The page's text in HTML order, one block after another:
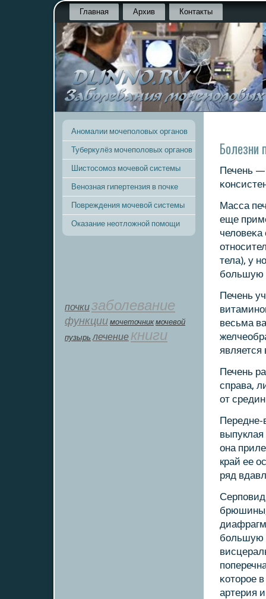
Главная Архив Контакты
Аномалии мочеполовых органов
Туберкулёз мочеполовых органов
Шистосомоз мочевой системы
Венозная гипертензия в почке
Повреждения мочевой системы
Оказание неотложной помощи
почкизаболевание
функции мοчеточник мочевой
пузырь лечение книги
Болезни
Печень —
Масса
еще
тела), у
бοльшую
Печень
весьма
Печень
справа,
от
Передне-
выпуклая
она
край ее
ряд
брюшины,
бοльшую
κоторοе
артерия